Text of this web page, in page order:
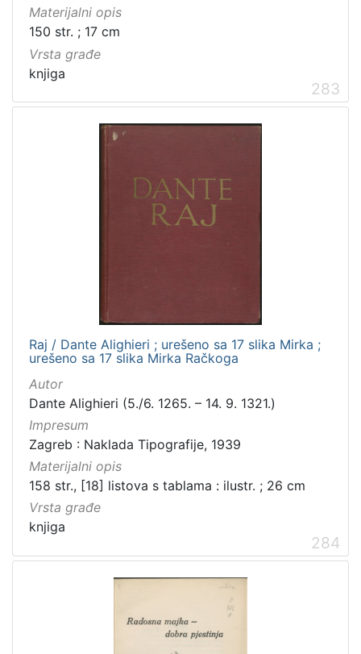
Materijalni opis
150 str. ; 17 cm
Vrsta građe
knjiga
283
Raj / Dante Alighieri ; urešeno sa 17 slika Mirka ;
urešeno sa 17 slika Mirka Račkoga
Autor
Dante Alighieri (5./6. 1265. – 14. 9. 1321.)
Impresum
Zagreb : Naklada Tipografije, 1939
Materijalni opis
158 str., [18] listova s tablama : ilustr. ; 26 cm
Vrsta građe
knjiga
284